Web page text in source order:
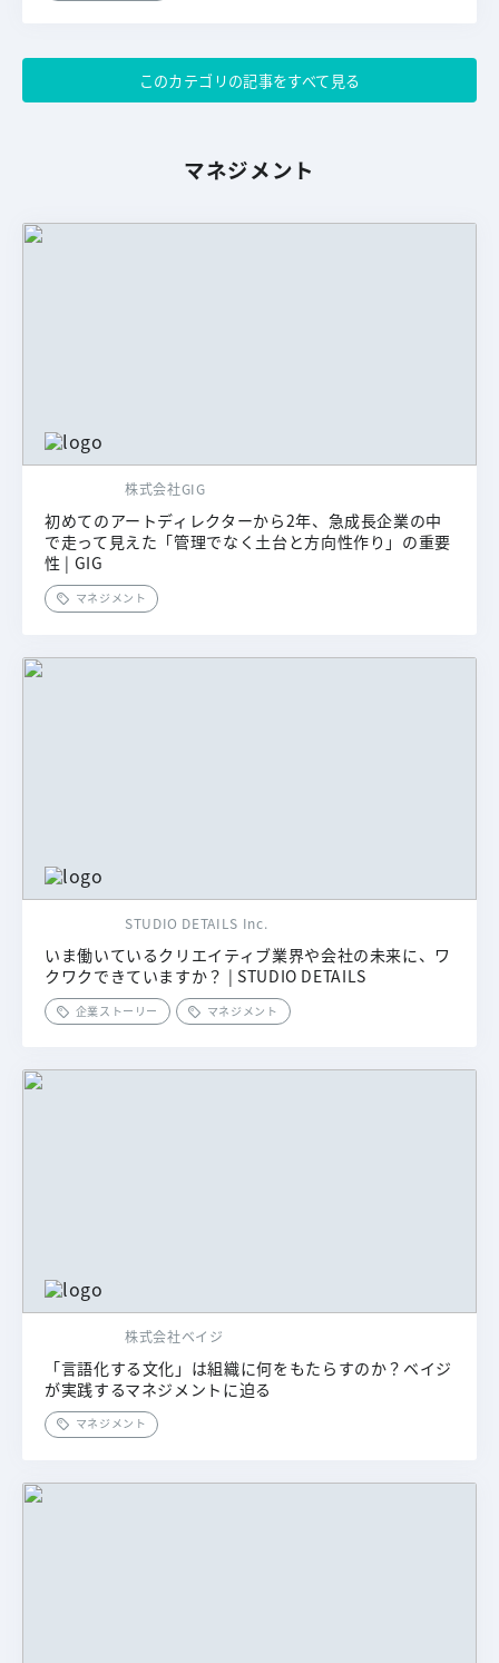
このカテゴリの記事をすべて見る
マネジメント
株式会社GIG
初めてのアートディレクターから2年、急成長企業の中
で走って見えた「管理でなく土台と方向性作り」の重要
性 | GIG
マネジメント
STUDIO DETAILS Inc.
いま働いているクリエイティブ業界や会社の未来に、ワ
クワクできていますか？ | STUDIO DETAILS
企業ストーリー マネジメント
株式会社ベイジ
「言語化する文化」は組織に何をもたらすのか？ベイジ
が実践するマネジメントに迫る
マネジメント